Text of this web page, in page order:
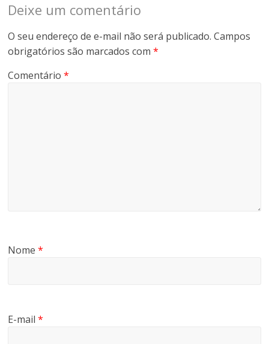
Deixe um comentário
O seu endereço de e-mail não será publicado. Campos
obrigatórios são marcados com*
Comentário*
Nome*
E-mail*